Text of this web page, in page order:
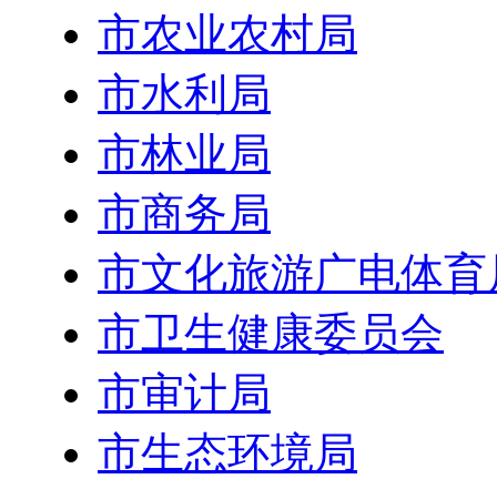
市农业农村局
市水利局
市林业局
市商务局
市文化旅游广电体育
市卫生健康委员会
市审计局
市生态环境局